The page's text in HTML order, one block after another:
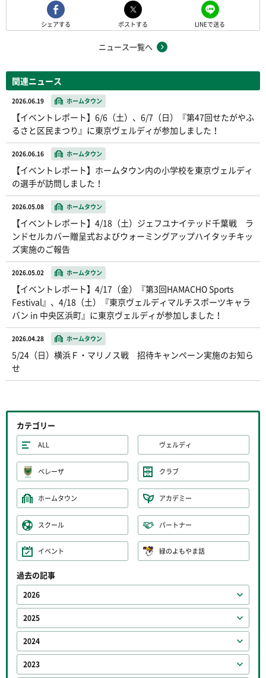
シェアする ポストする LINEで送る
ニュース一覧へ
関連ニュース
2026.06.19 ホームタウン
【イベントレポート】6/6（土）、6/7（日）『第47回せたがやふ
るさと区民まつり』に東京ヴェルディが参加しました！
2026.06.16 ホームタウン
【イベントレポート】ホームタウン内の小学校を東京ヴェルディ
の選手が訪問しました！
2026.05.08 ホームタウン
【イベントレポート】4/18（土）ジェフユナイテッド千葉戦 ラ
ンドセルカバー贈呈式およびウォーミングアップハイタッチキッ
ズ実施のご報告
2026.05.02 ホームタウン
【イベントレポート】4/17（金）『第3回HAMACHO Sports
Festival』、4/18（土）『東京ヴェルディマルチスポーツキャラ
バン in 中央区浜町』に東京ヴェルディが参加しました！
2026.04.28 ホームタウン
5/24（日）横浜Ｆ・マリノス戦 招待キャンペーン実施のお知ら
せ
カテゴリー
ALL ヴェルディ
ベレーザ クラブ
ホームタウン アカデミー
スクール パートナー
イベント 緑のよもやま話
過去の記事
2026
2025
2024
2023